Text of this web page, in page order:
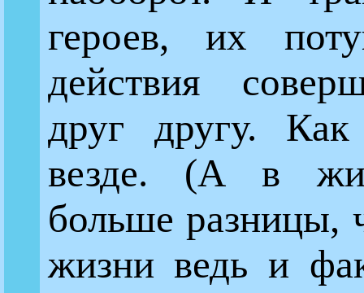
героев, их
действия
друг другу.
везде. (А в
больше разницы,
жизни ведь и